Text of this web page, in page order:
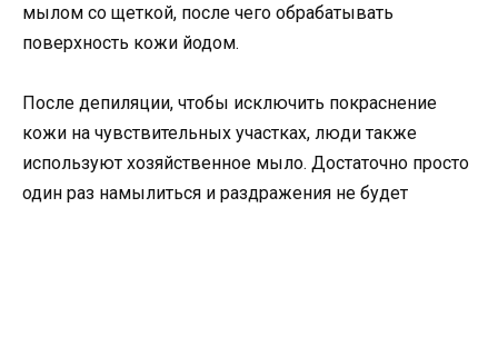
мылом со щеткой, после чего обрабатывать
поверхность кожи йодом.
После депиляции, чтобы исключить покраснение
кожи на чувствительных участках, люди также
используют хозяйственное мыло. Достаточно просто
один раз намылиться и раздражения не будет